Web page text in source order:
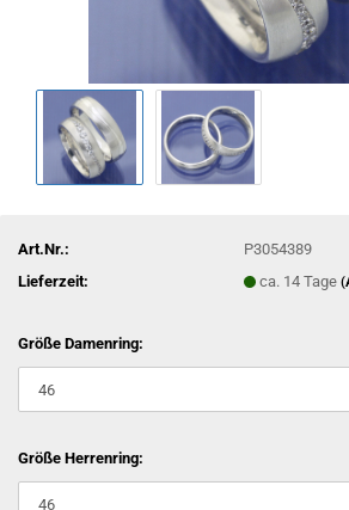
Art.Nr.:
P3054389
Lieferzeit:
ca. 14 Tage
Größe Damenring:
Größe Herrenring: